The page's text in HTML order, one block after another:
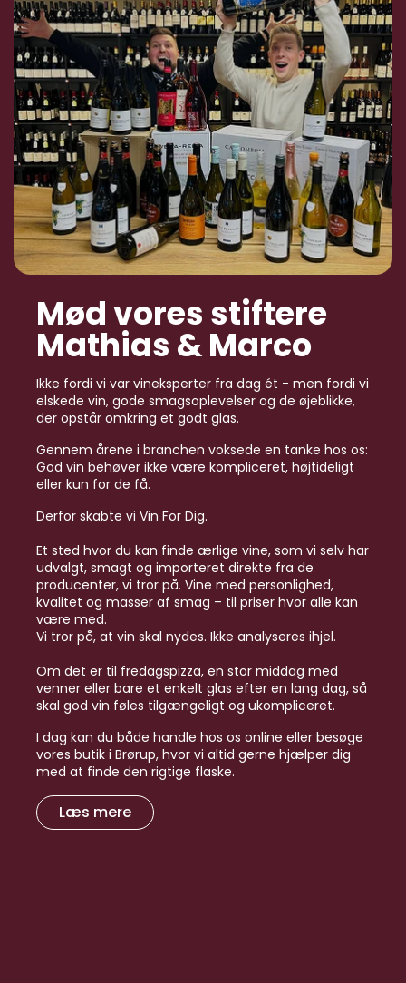
Mød vores stiftere
Mathias & Marco
Ikke fordi vi var vineksperter fra dag ét - men fordi vi
elskede vin, gode smagsoplevelser og de øjeblikke,
der opstår omkring et godt glas.
Gennem årene i branchen voksede en tanke hos os:
God vin behøver ikke være kompliceret, højtideligt
eller kun for de få.
Derfor skabte vi Vin For Dig.
Et sted hvor du kan finde ærlige vine, som vi selv har
udvalgt, smagt og importeret direkte fra de
producenter, vi tror på. Vine med personlighed,
kvalitet og masser af smag – til priser hvor alle kan
være med.
Vi tror på, at vin skal nydes. Ikke analyseres ihjel.
Om det er til fredagspizza, en stor middag med
venner eller bare et enkelt glas efter en lang dag, så
skal god vin føles tilgængeligt og ukompliceret.
I dag kan du både handle hos os online eller besøge
vores butik i Brørup, hvor vi altid gerne hjælper dig
med at finde den rigtige flaske.
Læs mere